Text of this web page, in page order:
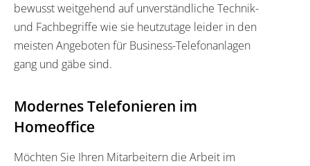
bewusst weitgehend auf unverständliche Technik-
und Fachbegriffe wie sie heutzutage leider in den
meisten Angeboten für Business-Telefonanlagen
gang und gäbe sind.
Modernes Telefonieren im
Homeoffice
Möchten Sie Ihren Mitarbeitern die Arbeit im